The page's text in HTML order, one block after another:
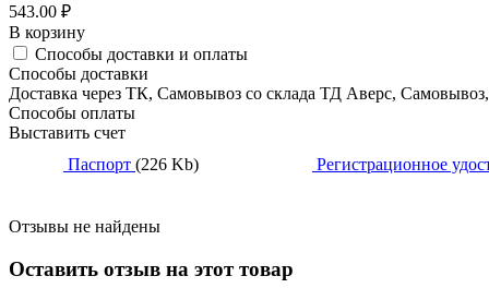
543.00 ₽
В корзину
Способы доставки и оплаты
Способы доставки
Доставка через ТК, Самовывоз со склада ТД Аверс,
Способы оплаты
Выставить счет
Паспорт (226 Kb) Регистрационное
Отзывы не найдены
Оставить отзыв на этот товар